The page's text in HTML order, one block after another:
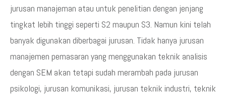
jurusan manajeman atau untuk penelitian dengan jenjang
tingkat lebih tinggi seperti S2 maupun S3. Namun kini telah
banyak digunakan diberbagai jurusan. Tidak hanya jurusan
manajemen pemasaran yang menggunakan teknik analisis
dengan SEM akan tetapi sudah merambah pada jurusan
psikologi, jurusan komunikasi, jurusan teknik industri, teknik